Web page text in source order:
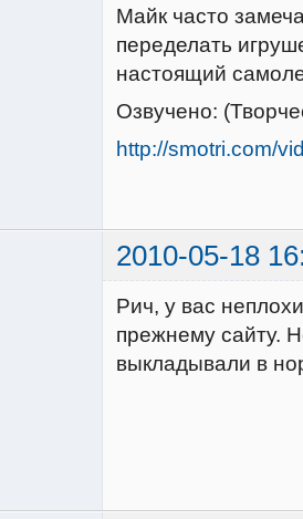
Майк часто
переделать
настоящий
Озвучено:
http://smotri.com/
2010-05-18
Рич, у вас
прежнему сайту.
выкладывали в